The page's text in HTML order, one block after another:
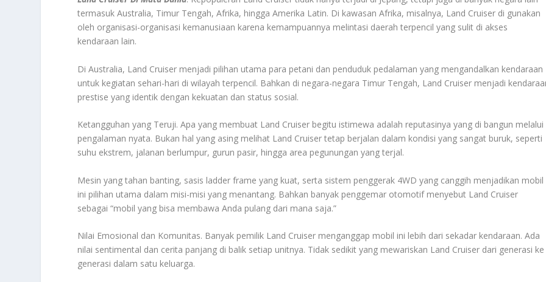
termasuk Australia, Timur Tengah, Afrika, hingga Amerika Latin. Di kawasan Afrika, misalnya, Land Cruiser di gunakan
oleh organisasi-organisasi kemanusiaan karena kemampuannya melintasi daerah terpencil yang sulit di akses
kendaraan lain.
Di Australia, Land Cruiser menjadi pilihan utama para petani dan penduduk pedalaman yang mengandalkan kendaraan
untuk kegiatan sehari-hari di wilayah terpencil. Bahkan di negara-negara Timur Tengah, Land Cruiser menjadi
prestise yang identik dengan kekuatan dan status sosial.
Ketangguhan yang Teruji. Apa yang membuat Land Cruiser begitu istimewa adalah reputasinya yang di bangun melalui
pengalaman nyata. Bukan hal yang asing melihat Land Cruiser tetap berjalan dalam kondisi yang sangat buruk, seperti
suhu ekstrem, jalanan berlumpur, gurun pasir, hingga area pegunungan yang terjal.
Mesin yang tahan banting, sasis ladder frame yang kuat, serta sistem penggerak 4WD yang canggih menjadikan mobil
ini pilihan utama dalam misi-misi yang menantang. Bahkan banyak penggemar otomotif menyebut Land Cruiser
sebagai “mobil yang bisa membawa Anda pulang dari mana saja.”
Nilai Emosional dan Komunitas. Banyak pemilik Land Cruiser menganggap mobil ini lebih dari sekadar kendaraan. Ada
nilai sentimental dan cerita panjang di balik setiap unitnya. Tidak sedikit yang mewariskan Land Cruiser dari generasi ke
generasi dalam satu keluarga.